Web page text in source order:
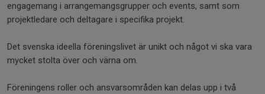
engagemang i arrangemangsgrupper och events, samt som
projektledare och deltagare i specifika projekt.
Det svenska ideella föreningslivet är unikt och något vi ska vara
mycket stolta över och värna om.
Föreningens roller och ansvarsområden kan delas upp i två